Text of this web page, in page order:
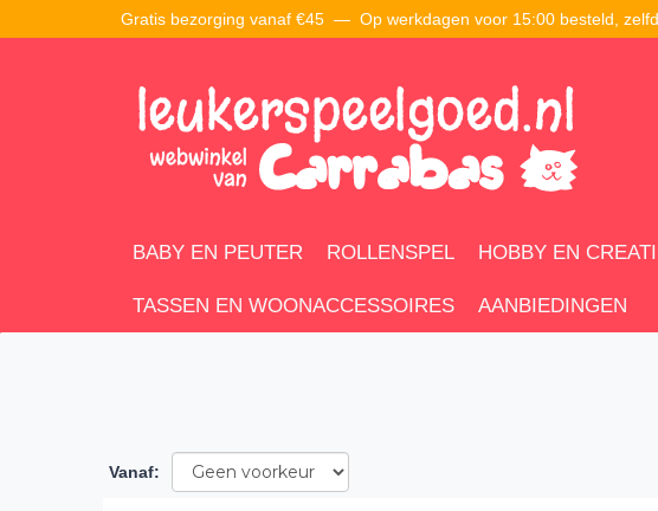
Gratis bezorging vanaf €45 — Op werkdagen voor 15:00 besteld,
BABY EN PEUTER ROLLENSPEL HOBBY EN
TASSEN EN WOONACCESSOIRES AANBIEDINGEN
Vanaf: